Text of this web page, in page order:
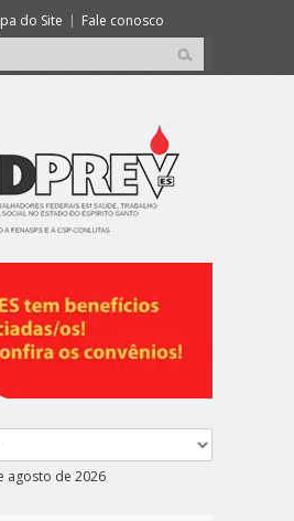
do Site Fale conosco
agosto de 2026